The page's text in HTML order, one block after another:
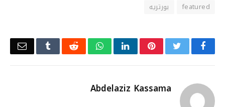
featured بورتريه
Facebook
Twitter
Pinterest
LinkedIn
WhatsApp
Reddit
Tumblr
Abdelaziz Kassama